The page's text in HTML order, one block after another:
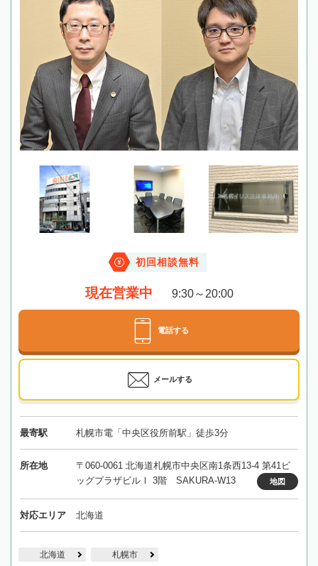
初回相談無料
現在営業中 9:30～20:00
電話する
メールする
最寄駅 札幌市電「中央区役所前駅」徒歩3分
所在地
〒060-0061 北海道札幌市中央区南1条西13-4 第41ビ
ッグプラザビルⅠ 3階 SAKURA-W13
地図
対応エリア 北海道
北海道 札幌市